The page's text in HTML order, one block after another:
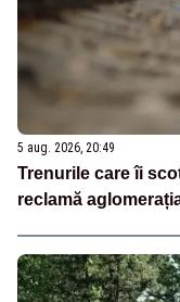
5 aug. 2026, 20:49
Trenurile care îi
reclamă